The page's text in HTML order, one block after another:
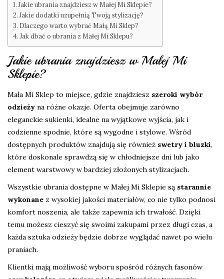
Jakie ubrania znajdziesz w Małej Mi Sklepie?
Jakie dodatki uzupełnią Twoją stylizację?
Dlaczego warto wybrać Małą Mi Sklep?
Jak dbać o ubrania z Małej Mi Sklepu?
Jakie ubrania znajdziesz w Małej Mi
Sklepie?
Mała Mi Sklep to miejsce, gdzie znajdziesz szeroki wybór
odzieży na różne okazje. Oferta obejmuje zarówno
eleganckie sukienki, idealne na wyjątkowe wyjścia, jak i
codzienne spodnie, które są wygodne i stylowe. Wśród
dostępnych produktów znajdują się również swetry i bluzki,
które doskonale sprawdzą się w chłodniejsze dni lub jako
element warstwowy w bardziej złożonych stylizacjach.
Wszystkie ubrania dostępne w Małej Mi Sklepie są starannie
wykonane z wysokiej jakości materiałów, co nie tylko podnosi
komfort noszenia, ale także zapewnia ich trwałość. Dzięki
temu możesz cieszyć się swoimi zakupami przez długi czas, a
każda sztuka odzieży będzie dobrze wyglądać nawet po wielu
praniach.
Klientki mają możliwość wyboru spośród różnych fasonów